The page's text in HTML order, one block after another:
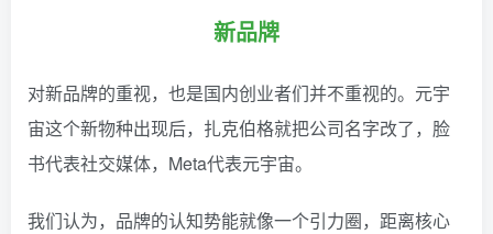
新品牌
对新品牌的重视，也是国内创业者们并不重视的。 元宇
宙这个新物种出现后，扎克伯格就把公司名字改了，脸
书代表社交媒体，Meta代表元宇宙。
我们认为，品牌的认知势能就像一个引力圈，距离核心